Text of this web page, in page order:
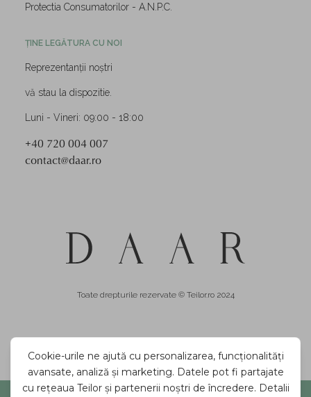
Protectia Consumatorilor - A.N.P.C.
ȚINE LEGĂTURA CU NOI
Reprezentanții noștri
vă stau la dispozitie.
Luni - Vineri: 09:00 - 18:00
+40 720 004 007
contact@daar.ro
Toate drepturile rezervate © Teilor.ro 2024